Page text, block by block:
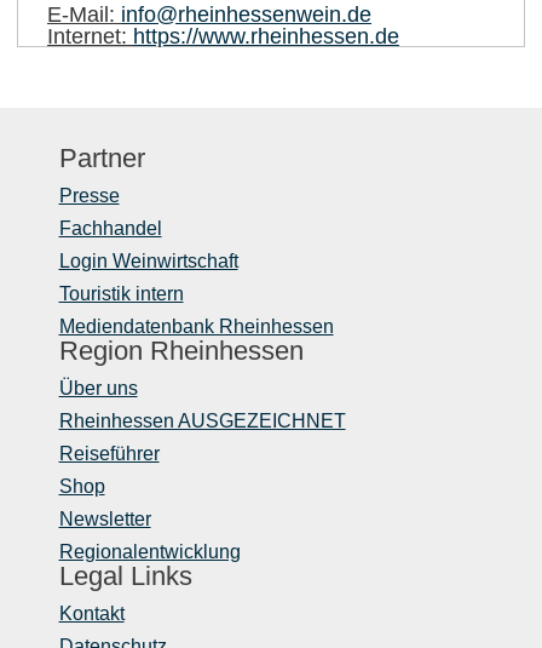
E-Mail: info@rheinhessenwein.de
Internet: https://www.rheinhessen.de
Partner
Presse
Fachhandel
Login Weinwirtschaft
Touristik intern
Mediendatenbank Rheinhessen
Region Rheinhessen
Über uns
Rheinhessen AUSGEZEICHNET
Reiseführer
Shop
Newsletter
Regionalentwicklung
Legal Links
Kontakt